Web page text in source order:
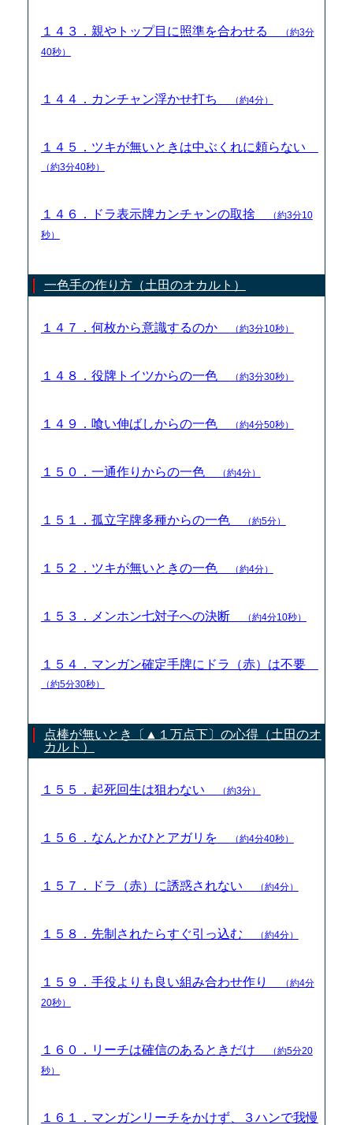
１４３．親やトップ目に照準を合わせる
（約3分
40秒）
１４４．カンチャン浮かせ打ち （約4分）
１４５．ツキが無いときは中ぶくれに頼らない
（約3分40秒）
１４６．ドラ表示牌カンチャンの取捨
（約3分10
秒）
一色手の作り方（土田のオカルト）
１４７．何枚から意識するのか （約3分10秒）
１４８．役牌トイツからの一色 （約3分30秒）
１４９．喰い伸ばしからの一色 （約4分50秒）
１５０．一通作りからの一色 （約4分）
１５１．孤立字牌多種からの一色 （約5分）
１５２．ツキが無いときの一色 （約4分）
１５３．メンホン七対子への決断 （約4分10秒）
１５４．マンガン確定手牌にドラ（赤）は不要
（約5分30秒）
点棒が無いとき〔▲１万点下〕の心得（土田のオ
カルト）
１５５．起死回生は狙わない （約3分）
１５６．なんとかひとアガリを （約4分40秒）
１５７．ドラ（赤）に誘惑されない （約4分）
１５８．先制されたらすぐ引っ込む （約4分）
１５９．手役よりも良い組み合わせ作り
（約4分
20秒）
１６０．リーチは確信のあるときだけ
（約5分20
秒）
１６１．マンガンリーチをかけず、３ハンで我慢